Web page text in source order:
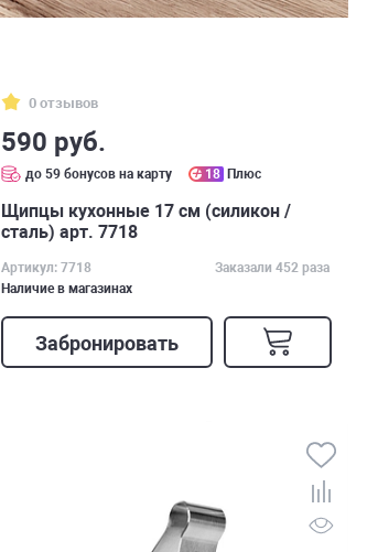
0 отзывов
590 руб.
до 59 бонусов на карту 18 Плюс
Щипцы кухонные 17 см (силикон /
сталь) арт. 7718
Артикул: 7718
Заказали 452 раза
Наличие в магазинах
Забронировать